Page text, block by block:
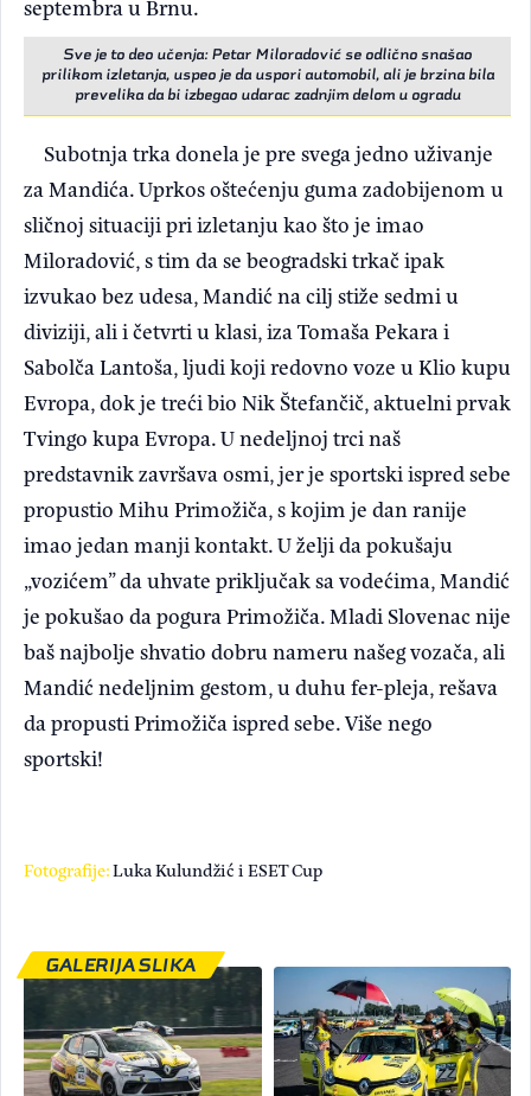
septembra u Brnu.
Sve je to deo učenja: Petar Miloradović se odlično snašao
prilikom izletanja, uspeo je da uspori automobil, ali je brzina bila
prevelika da bi izbegao udarac zadnjim delom u ogradu
Subotnja trka donela je pre svega jedno uživanje
za Mandića. Uprkos oštećenju guma zadobijenom u
sličnoj situaciji pri izletanju kao što je imao
Miloradović, s tim da se beogradski trkač ipak
izvukao bez udesa, Mandić na cilj stiže sedmi u
diviziji, ali i četvrti u klasi, iza Tomaša Pekara i
Sabolča Lantoša, ljudi koji redovno voze u Klio kupu
Evropa, dok je treći bio Nik Štefančič, aktuelni prvak
Tvingo kupa Evropa. U nedeljnoj trci naš
predstavnik završava osmi, jer je sportski ispred sebe
propustio Mihu Primožiča, s kojim je dan ranije
imao jedan manji kontakt. U želji da pokušaju
„vozićem” da uhvate priključak sa vodećima, Mandić
je pokušao da pogura Primožiča. Mladi Slovenac nije
baš najbolje shvatio dobru nameru našeg vozača, ali
Mandić nedeljnim gestom, u duhu fer-pleja, rešava
da propusti Primožiča ispred sebe. Više nego
sportski!
Fotografije:Luka Kulundžić i ESET Cup
GALERIJA SLIKA